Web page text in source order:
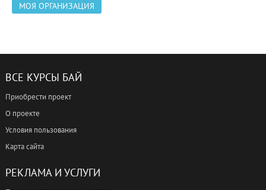
МОЯ ОРГАНИЗАЦИЯ
ВСЕ КУРСЫ БАЙ
Приобрести проект
О проекте
Условия пользования
Карта сайта
РЕКЛАМА И УСЛУГИ